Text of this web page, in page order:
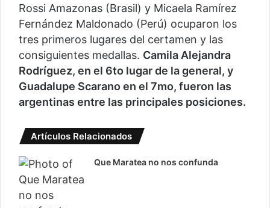
Rossi Amazonas (Brasil) y Micaela Ramírez
Fernández Maldonado (Perú) ocuparon los
tres primeros lugares del certamen y las
consiguientes medallas. Camila Alejandra
Rodríguez, en el 6to lugar de la general, y
Guadalupe Scarano en el 7mo, fueron las
argentinas entre las principales posiciones.
Artículos Relacionados
Que Maratea no nos confunda